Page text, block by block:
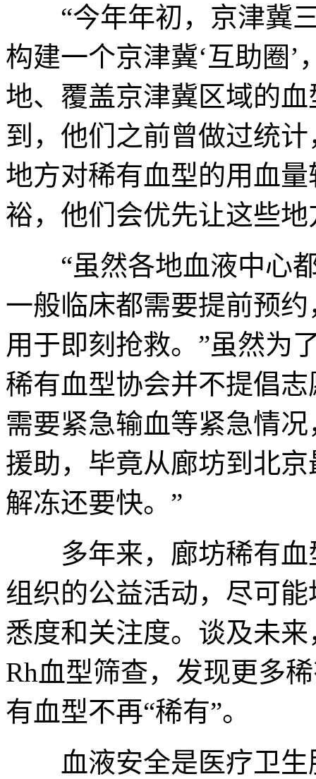
“今年年初，京津冀三
构建一个京津冀‘互助圈
地、覆盖京津冀区域的
到，他们之前曾做过统
地方对稀有血型的用血
裕，他们会优先让这些
“虽然各地血液中心都
一般临床都需要提前预
用于即刻抢救。”虽然为
稀有血型协会并不提倡
需要紧急输血等紧急情
援助，毕竟从廊坊到北
解冻还要快。”
多年来，廊坊稀有血
组织的公益活动，尽可
悉度和关注度。谈及未
Rh血型筛查，发现更多
有血型不再“稀有”。
血液安全是医疗卫生